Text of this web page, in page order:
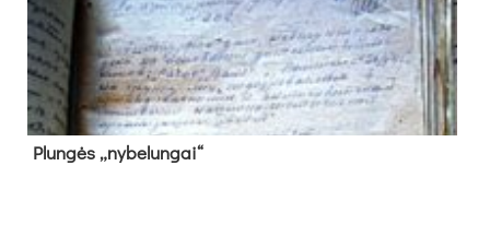
Plun­gės „ny­be­lun­gai“